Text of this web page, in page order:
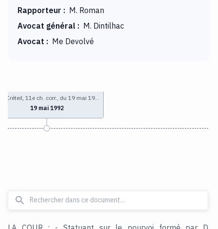
Rapporteur : M. Roman
Avocat général : M. Dintilhac
Avocat : Me Devolvé
Créteil, 11e ch. corr., du 19 mai 19…
19 mai 1992